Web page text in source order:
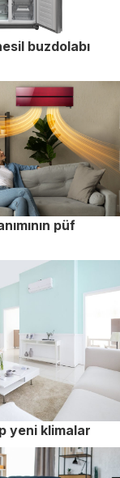
buzdolabı
püf
yeni klimalar